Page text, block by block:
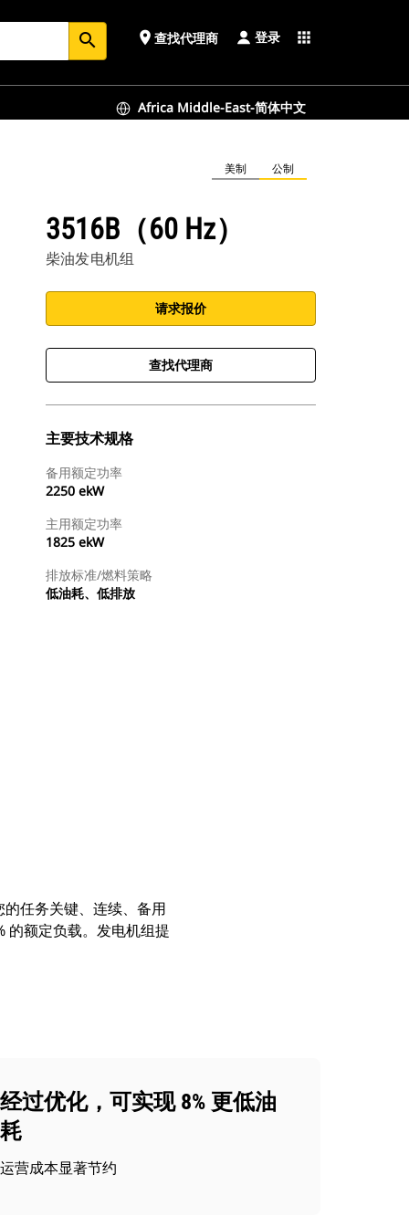
search place 查找代理商 登录 apps
Africa Middle-East-简体中文
美制 公制
3516B（60 Hz）
柴油发电机组
请求报价
查找代理商
主要技术规格
备用额定功率
2250 ekW
主用额定功率
1825 ekW
排放标准/燃料策略
低油耗、低排放
任务关键、连续、备用
的额定负载。发电机组提
经过优化，可实现 8% 更低油
耗
运营成本显著节约